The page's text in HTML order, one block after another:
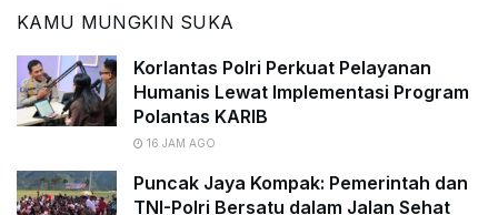
KAMU MUNGKIN SUKA
Korlantas Polri Perkuat Pelayanan
Humanis Lewat Implementasi Program
Polantas KARIB
16 JAM AGO
Puncak Jaya Kompak: Pemerintah dan
TNI-Polri Bersatu dalam Jalan Sehat